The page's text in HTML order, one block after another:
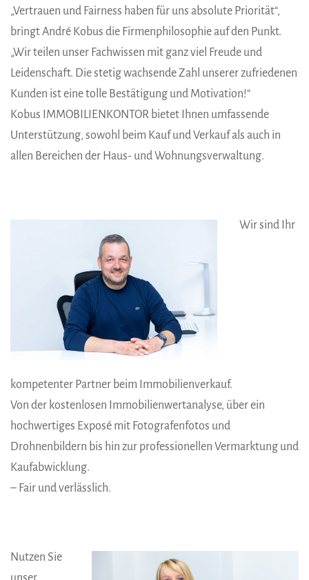
„Vertrauen und Fairness haben für uns absolute Priorität“,
bringt André Kobus die Firmenphilosophie auf den Punkt.
„Wir teilen unser Fachwissen mit ganz viel Freude und
Leidenschaft. Die stetig wachsende Zahl unserer zufriedenen
Kunden ist eine tolle Bestätigung und Motivation!“
Kobus IMMOBILIENKONTOR bietet Ihnen umfassende
Unterstützung, sowohl beim Kauf und Verkauf als auch in
allen Bereichen der Haus- und Wohnungsverwaltung.
Wir sind Ihr
kompetenter Partner beim Immobilienverkauf.
Von der kostenlosen Immobilienwertanalyse, über ein
hochwertiges ­Exposé mit Fotografenfotos und
Drohnenbildern bis hin zur professionellen Vermarktung und
Kaufabwicklung.
– Fair und verlässlich.
Nutzen Sie